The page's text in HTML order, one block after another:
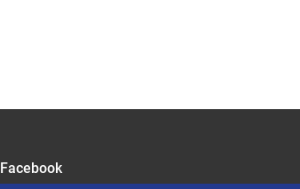
Facebook